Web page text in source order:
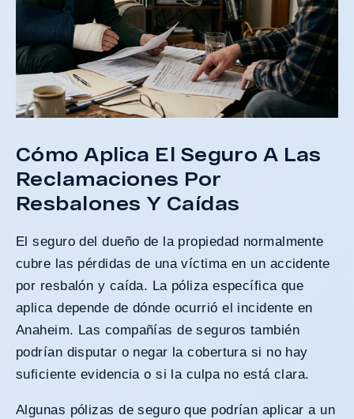
Cómo Aplica El Seguro A Las
Reclamaciones Por
Resbalones Y Caídas
El seguro del dueño de la propiedad normalmente
cubre las pérdidas de una víctima en un accidente
por resbalón y caída. La póliza específica que
aplica depende de dónde ocurrió el incidente en
Anaheim. Las compañías de seguros también
podrían disputar o negar la cobertura si no hay
suficiente evidencia o si la culpa no está clara.
Algunas pólizas de seguro que podrían aplicar a un